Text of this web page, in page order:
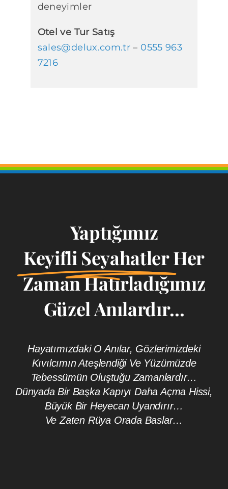
deneyimler
Otel ve Tur Satış
sales@delux.com.tr – 0555 963
7216
Yaptığımız
Keyifli SeyahatlerHer
Zaman Hatırladığımız
Güzel Anılardır...
Hayatımızdaki O Anılar, Gözlerimizdeki
Kıvılcımın Ateşlendiği Ve Yüzümüzde
Tebessümün Oluştuğu Zamanlardır…
Dünyada Bir Başka Kapıyı Daha Açma Hissi,
Büyük Bir Heyecan Uyandırır…
Ve Zaten Rüya Orada Baslar…